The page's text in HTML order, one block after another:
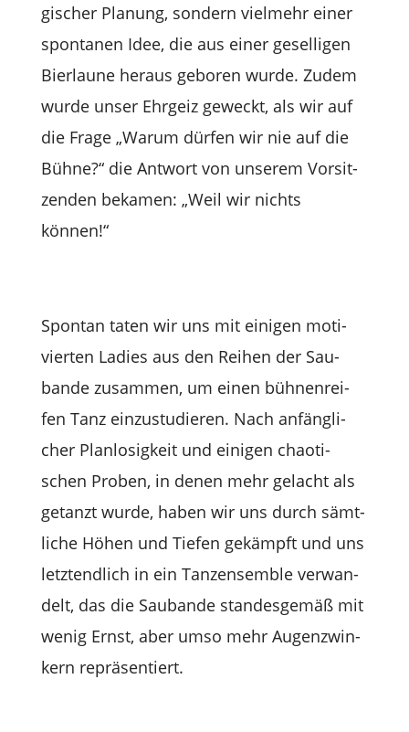
gi­scher Pla­nung, son­dern viel­mehr einer
spon­ta­nen Idee, die aus einer gesel­li­gen
Bier­laune her­aus gebo­ren wurde. Zudem
wurde unser Ehr­geiz geweckt, als wir auf
die Frage „Warum dür­fen wir nie auf die
Bühne?“ die Ant­wort von unse­rem Vor­sit­
zen­den beka­men: „Weil wir nichts
können!“
Spon­tan taten wir uns mit eini­gen moti­
vier­ten Ladies aus den Rei­hen der Sau­
bande zusam­men, um einen büh­nen­rei­
fen Tanz ein­zu­stu­die­ren. Nach anfäng­li­
cher Plan­lo­sig­keit und eini­gen chao­ti­
schen Pro­ben, in denen mehr gelacht als
getanzt wurde, haben wir uns durch sämt­
li­che Höhen und Tie­fen gekämpft und uns
letzt­end­lich in ein Tanz­ensem­ble ver­wan­
delt, das die Sau­bande stan­des­ge­mäß mit
wenig Ernst, aber umso mehr Augen­zwin­
kern repräsentiert.